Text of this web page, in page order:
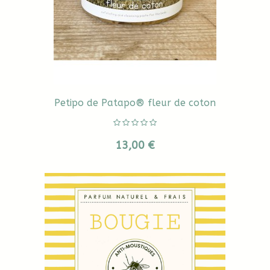
Petipo de Patapo® fleur de coton
13,00 €